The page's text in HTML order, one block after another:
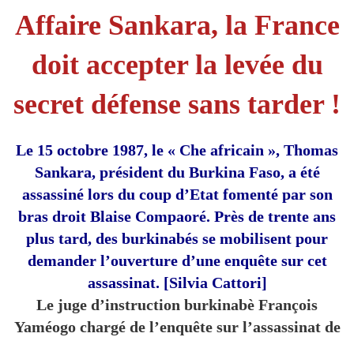
Affaire Sankara, la France
doit accepter la levée du
secret défense sans tarder !
Le 15 octobre 1987, le « Che africain », Thomas
Sankara, président du Burkina Faso, a été
assassiné lors du coup d’Etat fomenté par son
bras droit Blaise Compaoré. Près de trente ans
plus tard, des burkinabés se mobilisent pour
demander l’ouverture d’une enquête sur cet
assassinat. [Silvia Cattori]
Le juge d’instruction burkinabè François
Yaméogo chargé de l’enquête sur l’assassinat de